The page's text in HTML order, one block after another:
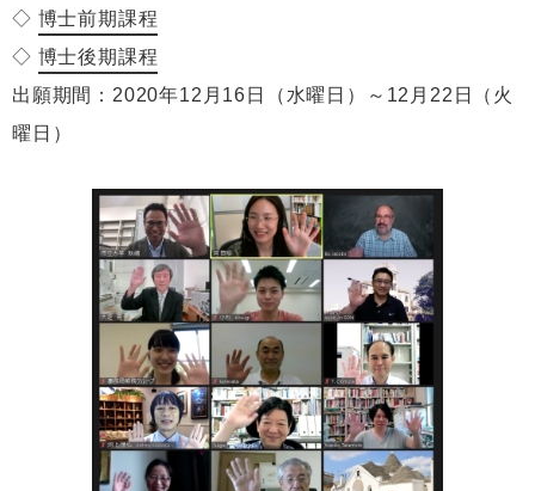
◇ 博士前期課程
◇ 博士後期課程
出願期間：2020年12月16日（水曜日）～12月22日（火
曜日）